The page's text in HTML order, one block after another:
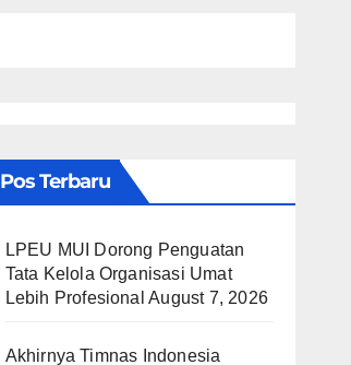
Pos Terbaru
LPEU MUI Dorong Penguatan
Tata Kelola Organisasi Umat
Lebih Profesional August 7, 2026
Akhirnya Timnas Indonesia